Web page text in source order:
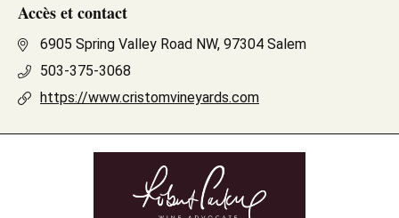
Accès et contact
6905 Spring Valley Road NW, 97304 Salem
503-375-3068
https://www.cristomvineyards.com